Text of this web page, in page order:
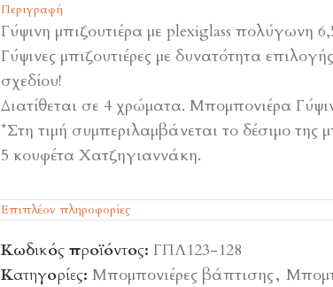
Περιγραφή
Γύψινη μπιζουτιέρα με plexiglass πολύγωνη
Γύψινες μπιζουτιέρες με δυνατότητα
σχεδίου!
Διατίθεται σε 4 χρώματα. Μπομπονιέρα
*Στη τιμή συμπεριλαμβάνεται το δέσιμο της
5 κουφέτα Χατζηγιαννάκη.
Επιπλέον πληροφορίες
Κωδικός προϊόντος: ΓΠΛ123-128
Κατηγορίες: Μπομπονιέρες βάπτισης,